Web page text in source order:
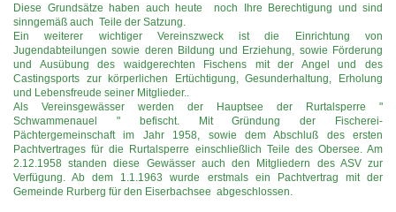
Diese Grundsätze haben auch heute noch Ihre Berechtigung und sind
sinngemäß auch Teile der Satzung.
Ein weiterer wichtiger Vereinszweck ist die Einrichtung von
Jugendabteilungen sowie deren Bildung und Erziehung, sowie Förderung
und Ausübung des waidgerechten Fischens mit der Angel und des
Castingsports zur körperlichen Ertüchtigung, Gesunderhaltung, Erholung
und Lebensfreude seiner Mitglieder..
Als Vereinsgewässer werden der Hauptsee der Rurtalsperre "
Schwammenauel " befischt. Mit Gründung der Fischerei-
Pächtergemeinschaft im Jahr 1958, sowie dem Abschluß des ersten
Pachtvertrages für die Rurtalsperre einschließlich Teile des Obersee. Am
2.12.1958 standen diese Gewässer auch den Mitgliedern des ASV zur
Verfügung. Ab dem 1.1.1963 wurde erstmals ein Pachtvertrag mit der
Gemeinde Rurberg für den Eiserbachsee abgeschlossen.